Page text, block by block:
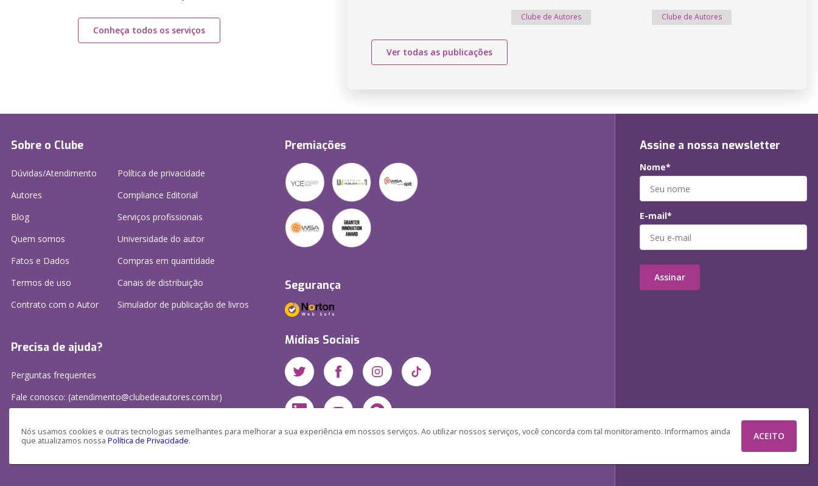
Nós usamos cookies e outras tecnologias semelhantes para melhorar a sua experiência em nossos serviços. Ao utilizar nossos serviços, você concorda com tal monitoramento. Informamos ainda
que atualizamos nossa Política de Privacidade. ACEITO
Conheça todos os serviços
Clube de Autores Clube de Autores
Ver todas as publicações
Sobre o Clube
Dúvidas/Atendimento
Autores
Blog
Quem somos
Fatos e Dados
Termos de uso
Contrato com o Autor
Política de privacidade
Compliance Editorial
Serviços profissionais
Universidade do autor
Compras em quantidade
Canais de distribuição
Simulador de publicação de livros
Precisa de ajuda?
Perguntas frequentes
Fale conosco: (atendimento@clubedeautores.com.br)
Premiações
Segurança
Mídias Sociais
Assine a nossa newsletter
Nome*
E-mail*
Assinar
Clube de Autores Publicações S/A - CNPJ: 16.779.786/0001-27